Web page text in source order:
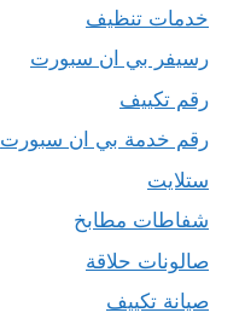
خدمات تنظيف
رسيفر بي ان سبورت
رقم تكييف
رقم خدمة بي ان سبورت
ستلايت
شفاطات مطابخ
صالونات حلاقة
صيانة تكييف